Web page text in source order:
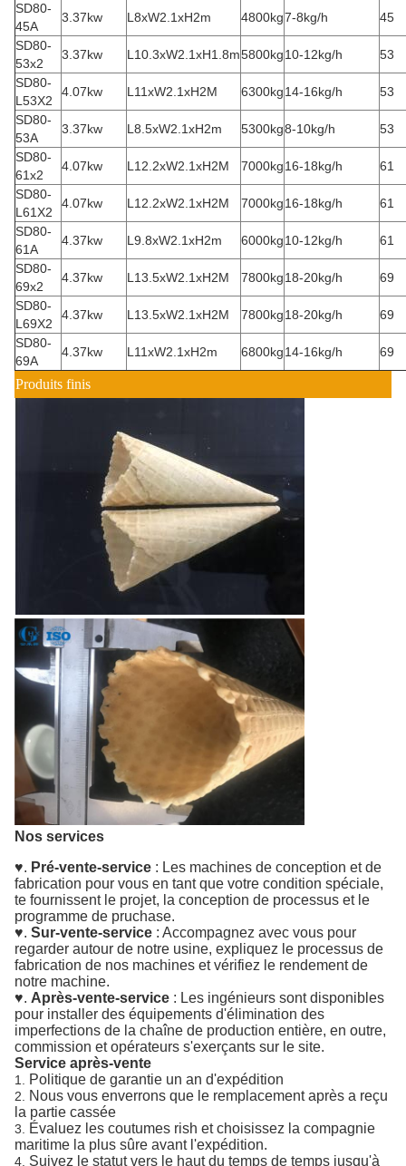
SD80-
45A
3.37kw L8xW2.1xH2m 4800kg7-8kg/h
45
SD80-
53x2
3.37kw L10.3xW2.1xH1.8m5800kg10-12kg/h
53
SD80-
L53X2
4.07kw L11xW2.1xH2M 6300kg14-16kg/h
53
SD80-
53A
3.37kw L8.5xW2.1xH2m 5300kg8-10kg/h
53
SD80-
61x2
4.07kw L12.2xW2.1xH2M 7000kg16-18kg/h
61
SD80-
L61X2
4.07kw L12.2xW2.1xH2M 7000kg16-18kg/h
61
SD80-
61A
4.37kw L9.8xW2.1xH2m 6000kg10-12kg/h
61
SD80-
69x2
4.37kw L13.5xW2.1xH2M 7800kg18-20kg/h
69
SD80-
L69X2
4.37kw L13.5xW2.1xH2M 7800kg18-20kg/h
69
SD80-
69A
4.37kw L11xW2.1xH2m 6800kg14-16kg/h 69
Produits finis
Nos services
♥. Pré-vente-service : Les machines de conception et de
fabrication pour vous en tant que votre condition spéciale,
te fournissent le projet, la conception de processus et le
programme de pruchase.
♥. Sur-vente-service : Accompagnez avec vous pour
regarder autour de notre usine, expliquez le processus de
fabrication de nos machines et vérifiez le rendement de
notre machine.
♥. Après-vente-service : Les ingénieurs sont disponibles
pour installer des équipements d'élimination des
imperfections de la chaîne de production entière, en outre,
commission et opérateurs s'exerçants sur le site.
Service après-vente
1. Politique de garantie un an d'expédition
2. Nous vous enverrons que le remplacement après a reçu
la partie cassée
3. Évaluez les coutumes rish et choisissez la compagnie
maritime la plus sûre avant l'expédition.
4. Suivez le statut vers le haut du temps de temps jusqu'à